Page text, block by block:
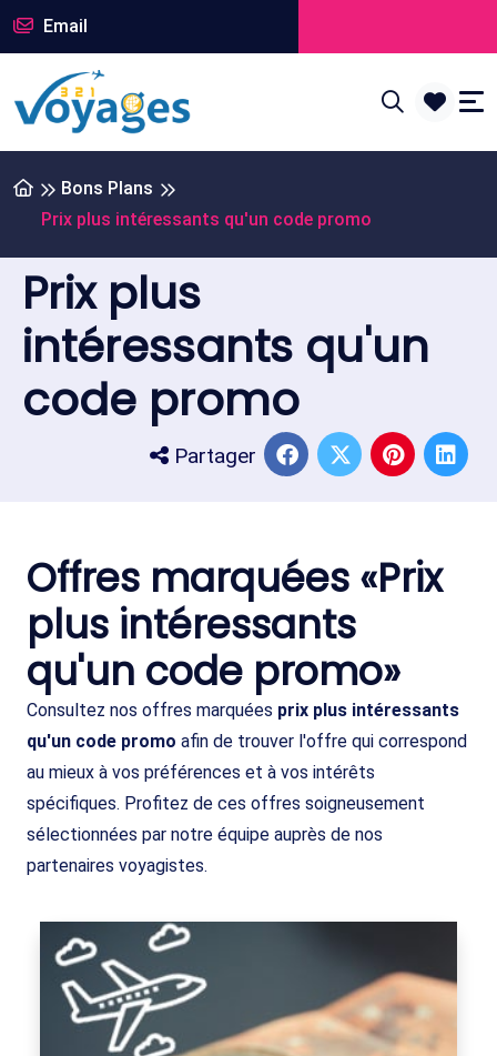
Email
Bons Plans
Prix plus intéressants qu'un code promo
Prix plus
intéressants qu'un
code promo
Partager
Offres marquées «Prix
plus intéressants
qu'un code promo»
Consultez nos offres marquées prix plus intéressants
qu'un code promo afin de trouver l'offre qui correspond
au mieux à vos préférences et à vos intérêts
spécifiques. Profitez de ces offres soigneusement
sélectionnées par notre équipe auprès de nos
partenaires voyagistes.